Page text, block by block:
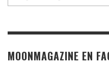
MOONMAGAZINE EN